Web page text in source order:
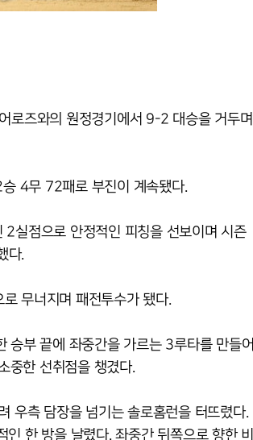
로즈와의 원정경기에서 9-2 대승을 거두며
4무 72패로 부진이 계속됐다.
실점으로 안정적인 피칭을 선보이며 시즌
다.
무너지며 패전투수가 됐다.
부 끝에 좌중간을 가르는 3루타를 만들어
중한 선취점을 챙겼다.
우측 담장을 넘기는 솔로홈런을 터뜨렸다.
한 방을 날렸다. 좌중간 뒤쪽으로 향한 비